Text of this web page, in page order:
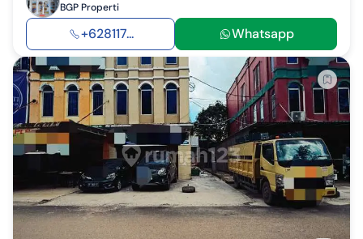
BGP Properti
+628117... Whatsapp